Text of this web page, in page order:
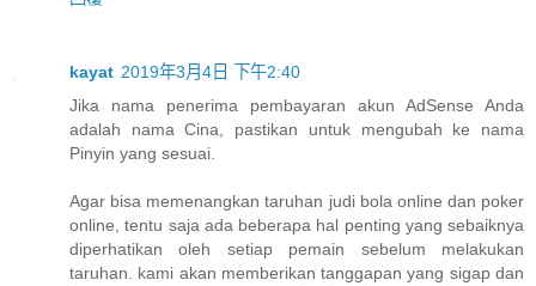
kayat 2019年3月4日 下午2:40
Jika nama penerima pembayaran akun AdSense Anda
adalah nama Cina, pastikan untuk mengubah ke nama
Pinyin yang sesuai.
Agar bisa memenangkan taruhan judi bola online dan poker
online, tentu saja ada beberapa hal penting yang sebaiknya
diperhatikan oleh setiap pemain sebelum melakukan
taruhan. kami akan memberikan tanggapan yang sigap dan